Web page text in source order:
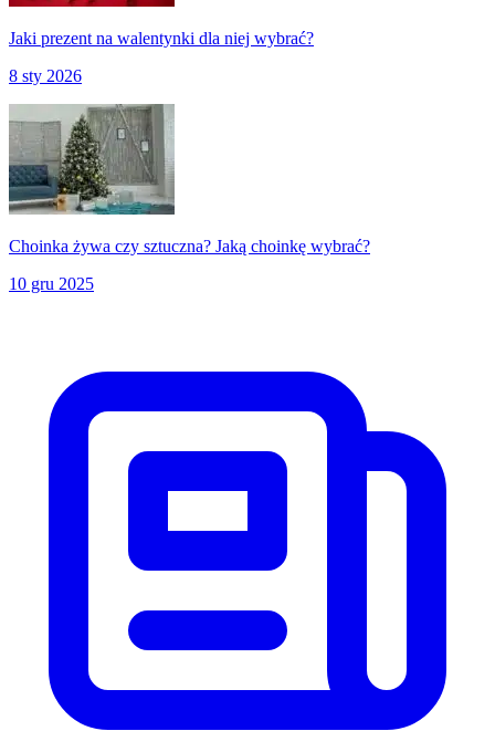
Jaki prezent na walentynki dla niej wybrać?
8 sty 2026
Choinka żywa czy sztuczna? Jaką choinkę wybrać?
10 gru 2025